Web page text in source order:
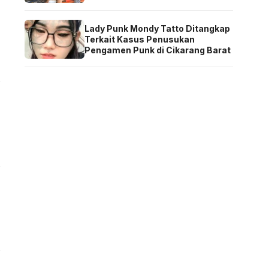
Lady Punk Mondy Tatto Ditangkap
Terkait Kasus Penusukan
Pengamen Punk di Cikarang Barat